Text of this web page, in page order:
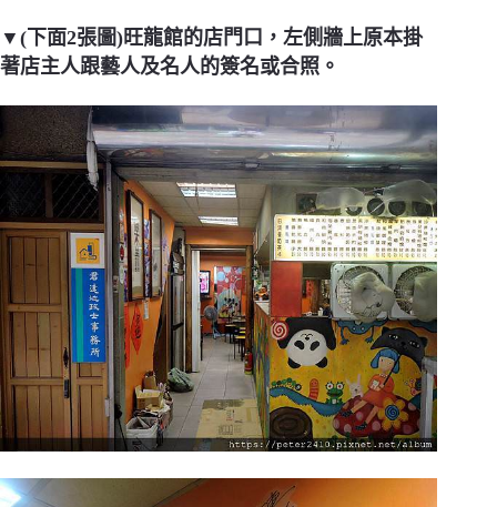
▼(下面2張圖)旺龍館的店門口，左側牆上原本掛
著店主人跟藝人及名人的簽名或合照。